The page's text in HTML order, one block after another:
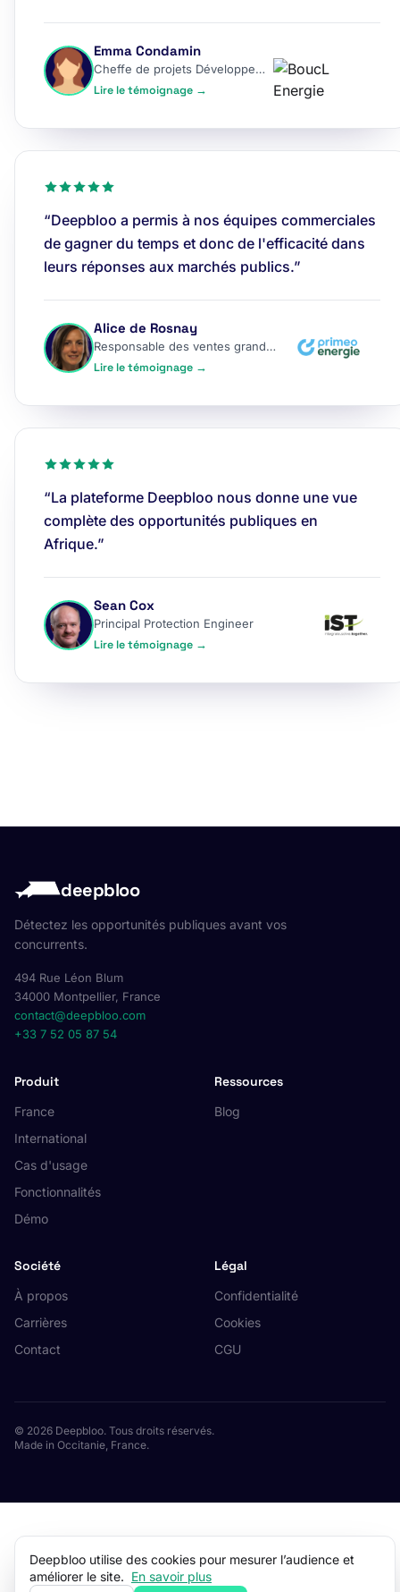
Emma Condamin
Cheffe de projets Développement
Lire le témoignage →
“Deepbloo a permis à nos équipes commerciales
de gagner du temps et donc de l'efficacité dans
leurs réponses aux marchés publics.”
Alice de Rosnay
Responsable des ventes grands comptes
Lire le témoignage →
“La plateforme Deepbloo nous donne une vue
complète des opportunités publiques en
Afrique.”
Sean Cox
Principal Protection Engineer
Lire le témoignage →
deepbloo
Détectez les opportunités publiques avant vos
concurrents.
494 Rue Léon Blum
34000 Montpellier, France
contact@deepbloo.com
+33 7 52 05 87 54
Produit
France
International
Cas d'usage
Fonctionnalités
Démo
Ressources
Blog
Société
À propos
Carrières
Contact
Légal
Confidentialité
Cookies
CGU
© 2026 Deepbloo. Tous droits réservés.
Made in Occitanie, France.
Deepbloo utilise des cookies pour mesurer l’audience et
améliorer le site. En savoir plus